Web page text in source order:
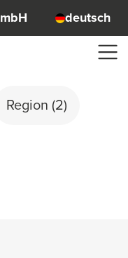
deutsch
Region (2)